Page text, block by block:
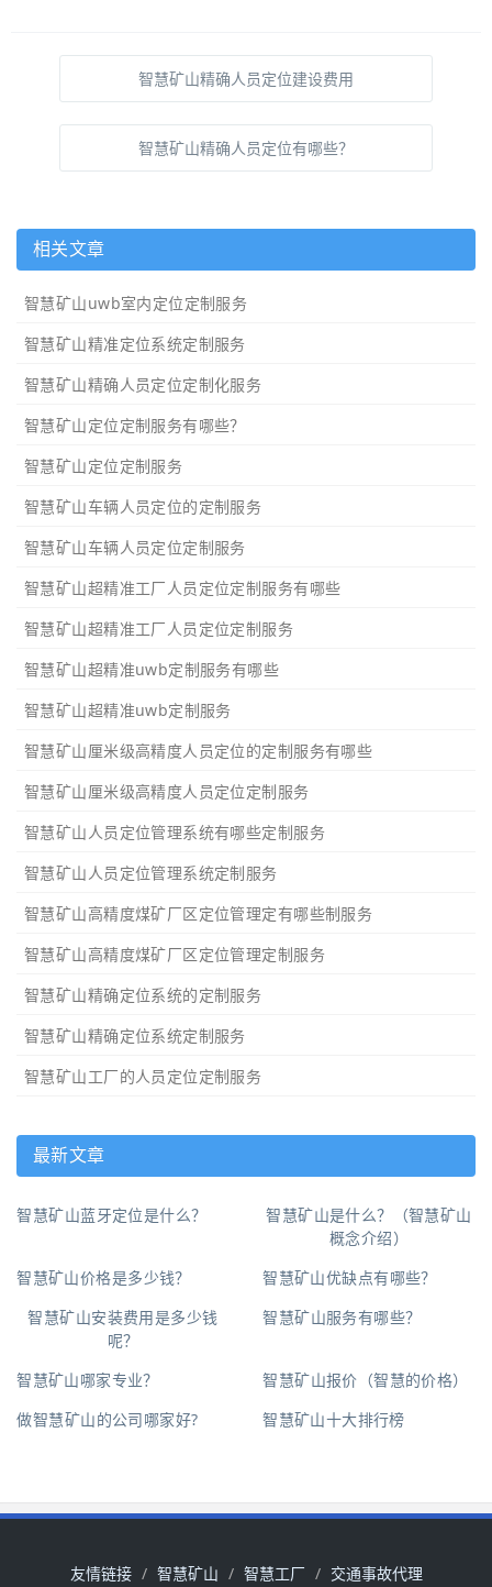
智慧矿山精确人员定位建设费用
智慧矿山精确人员定位有哪些？
相关文章
智慧矿山uwb室内定位定制服务
智慧矿山精准定位系统定制服务
智慧矿山精确人员定位定制化服务
智慧矿山定位定制服务有哪些？
智慧矿山定位定制服务
智慧矿山车辆人员定位的定制服务
智慧矿山车辆人员定位定制服务
智慧矿山超精准工厂人员定位定制服务有哪些
智慧矿山超精准工厂人员定位定制服务
智慧矿山超精准uwb定制服务有哪些
智慧矿山超精准uwb定制服务
智慧矿山厘米级高精度人员定位的定制服务有哪些
智慧矿山厘米级高精度人员定位定制服务
智慧矿山人员定位管理系统有哪些定制服务
智慧矿山人员定位管理系统定制服务
智慧矿山高精度煤矿厂区定位管理定有哪些制服务
智慧矿山高精度煤矿厂区定位管理定制服务
智慧矿山精确定位系统的定制服务
智慧矿山精确定位系统定制服务
智慧矿山工厂的人员定位定制服务
最新文章
智慧矿山蓝牙定位是什么？
智慧矿山是什么？（智慧矿山
概念介绍）
智慧矿山价格是多少钱？
智慧矿山优缺点有哪些？
智慧矿山安装费用是多少钱
呢？
智慧矿山服务有哪些？
智慧矿山哪家专业？
智慧矿山报价（智慧的价格）
做智慧矿山的公司哪家好?
智慧矿山十大排行榜
友情链接 智慧矿山 智慧工厂 交通事故代理